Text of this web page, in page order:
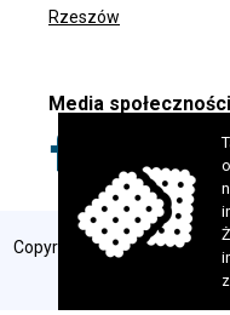
Rzeszów
Media
Copyright 2024 © Fundacja
zastrzeżone.